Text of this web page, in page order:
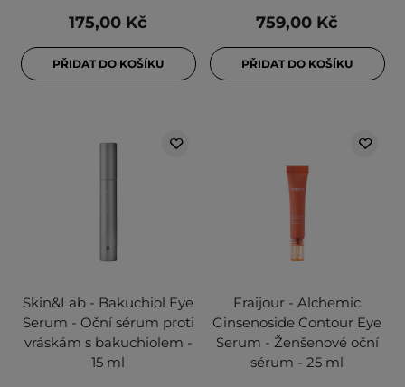
175,00 Kč
PŘIDAT DO KOŠÍKU
759,00 Kč
PŘIDAT DO KOŠÍKU
Skin&Lab - Bakuchiol Eye
Serum - Oční sérum proti
vráskám s bakuchiolem -
15 ml
Fraijour - Alchemic
Ginsenoside Contour Eye
Serum - Ženšenové oční
sérum - 25 ml